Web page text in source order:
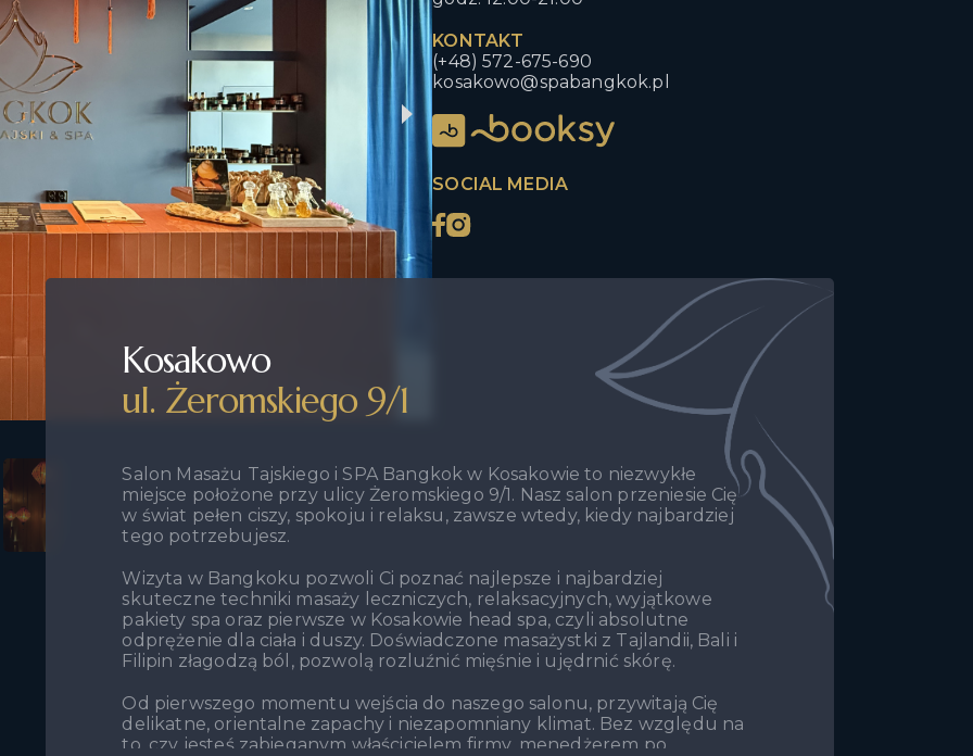
KONTAKT
(+48) 572-675-690
kosakowo@spabangkok.pl
SOCIAL MEDIA
Kosakowo
ul. Żeromskiego 9/1
Salon Masażu Tajskiego i SPA Bangkok w Kosakowie to niezwykłe
miejsce położone przy ulicy Żeromskiego 9/1. Nasz salon przeniesie Cię
w świat pełen ciszy, spokoju i relaksu, zawsze wtedy, kiedy najbardziej
tego potrzebujesz.
Wizyta w Bangkoku pozwoli Ci poznać najlepsze i najbardziej
skuteczne techniki masaży leczniczych, relaksacyjnych, wyjątkowe
pakiety spa oraz pierwsze w Kosakowie head spa, czyli absolutne
odprężenie dla ciała i duszy. Doświadczone masażystki z Tajlandii, Bali i
Filipin złagodzą ból, pozwolą rozluźnić mięśnie i ujędrnić skórę.
Od pierwszego momentu wejścia do naszego salonu, przywitają Cię
delikatne, orientalne zapachy i niezapomniany klimat. Bez względu na
to, czy jesteś zabieganym właścicielem firmy, menedżerem po